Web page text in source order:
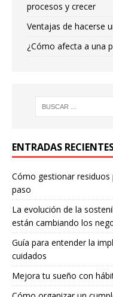
procesos y crecer
Ventajas de hacerse
¿Cómo afecta a una
ENTRADAS
Cómo gestionar
paso
La evolución de la
están cambiando los
Guía para entender la
cuidados
Mejora tu sueño con